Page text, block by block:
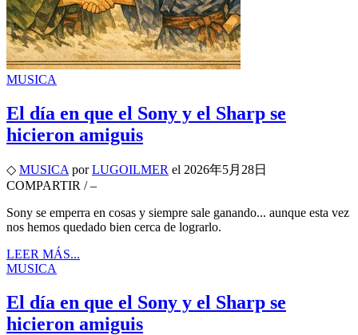
MUSICA
El día en que el Sony y el Sharp se
hicieron amiguis
◇ MUSICA por LUGOILMER el 2026年5月28日
COMPARTIR / –
Sony se emperra en cosas y siempre sale ganando... aunque esta vez
nos hemos quedado bien cerca de lograrlo.
LEER MÁS...
MUSICA
El día en que el Sony y el Sharp se
hicieron amiguis